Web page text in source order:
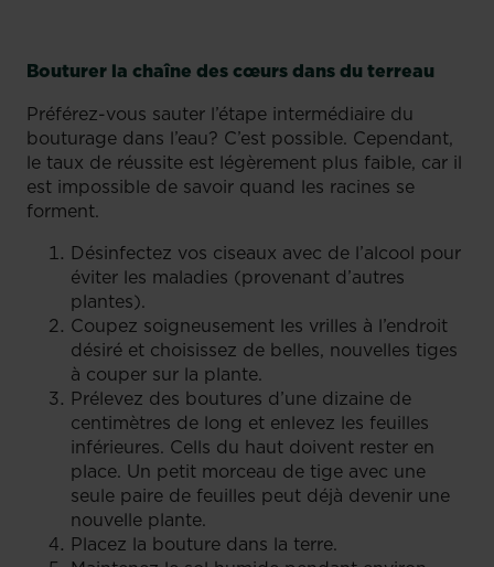
Bouturer la chaîne des cœurs dans du terreau
Préférez-vous sauter l’étape intermédiaire du
bouturage dans l’eau? C’est possible. Cependant,
le taux de réussite est légèrement plus faible, car il
est impossible de savoir quand les racines se
forment.
Désinfectez vos ciseaux avec de l’alcool pour
éviter les maladies (provenant d’autres
plantes).
Coupez soigneusement les vrilles à l’endroit
désiré et choisissez de belles, nouvelles tiges
à couper sur la plante.
Prélevez des boutures d’une dizaine de
centimètres de long et enlevez les feuilles
inférieures. Cells du haut doivent rester en
place. Un petit morceau de tige avec une
seule paire de feuilles peut déjà devenir une
nouvelle plante.
Placez la bouture dans la terre.